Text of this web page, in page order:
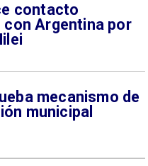
contacto
Argentina por
mecanismo de
municipal